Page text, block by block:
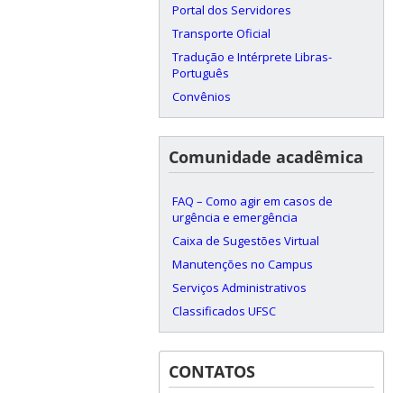
Portal dos Servidores
Transporte Oficial
Tradução e Intérprete Libras-
Português
Convênios
Comunidade acadêmica
FAQ – Como agir em casos de
urgência e emergência
Caixa de Sugestões Virtual
Manutenções no Campus
Serviços Administrativos
Classificados UFSC
CONTATOS